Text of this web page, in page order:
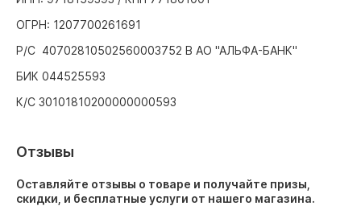
ОГРН: 1207700261691
Р/С 40702810502560003752 В АО "АЛЬФА-БАНК"
БИК 044525593
К/С 30101810200000000593
Отзывы
Оставляйте отзывы о товаре и получайте призы,
скидки, и бесплатные услуги от нашего магазина.